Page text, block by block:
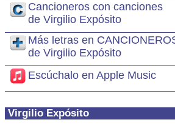
Cancioneros con canciones
de Virgilio Expósito
Más letras en
de Virgilio Expósito
Escúchalo en Apple Music
Virgilio Expósito